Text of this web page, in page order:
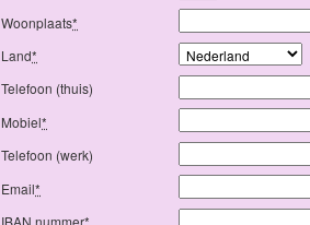
Woonplaats*
Land*
Telefoon (thuis)
Mobiel*
Telefoon (werk)
Email*
IBAN nummer*